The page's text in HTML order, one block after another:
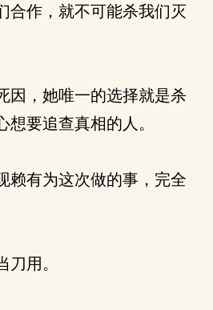
合作，就不可能杀我们灭
因，她唯一的选择就是杀
要追查真相的人。
有为这次做的事，完全
用。